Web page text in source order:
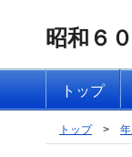
昭和６
トップ
トップ >